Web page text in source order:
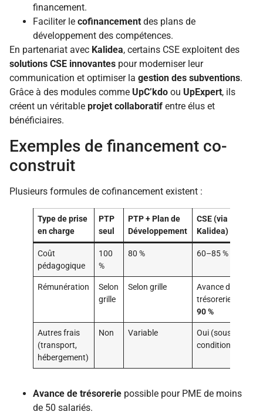
financement.
Faciliter le cofinancement des plans de
développement des compétences.
En partenariat avec Kalidea, certains CSE exploitent des
solutions CSE innovantes pour moderniser leur
communication et optimiser la gestion des subventions.
Grâce à des modules comme UpC’kdo ou UpExpert, ils
créent un véritable projet collaboratif entre élus et
bénéficiaires.
Exemples de financement co-
construit
Plusieurs formules de cofinancement existent :
Type de prise
en charge
PTP
seul
PTP + Plan de
Développement
CSE (via
Kalidea)
Coût
pédagogique
100
%
80 % 60–85 %
Rémunération
Selon
grille
Selon grille
Avance de
trésorerie
90 %
Autres frais
(transport,
hébergement)
Non Variable
Oui (sous
conditions)
Avance de trésorerie possible pour PME de moins
de 50 salariés.